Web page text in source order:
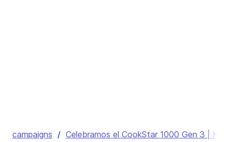
campaigns / Celebramos el CookStar 1000 Gen 3 |